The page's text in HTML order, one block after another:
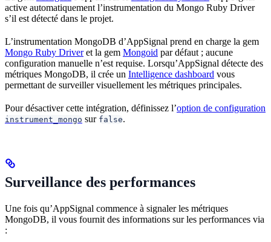
active automatiquement l’instrumentation du Mongo Ruby Driver
s’il est détecté dans le projet.
L’instrumentation MongoDB d’AppSignal prend en charge la gem
Mongo Ruby Driveret la gem Mongoid par défaut ; aucune
configuration manuelle n’est requise. Lorsqu’AppSignal détecte des
métriques MongoDB, il crée un Intelligence dashboard vous
permettant de surveiller visuellement les métriques principales.
Pour désactiver cette intégration, définissez l’option de configuration
instrument_mongo sur false.
Surveillance des performances
Une fois qu’AppSignal commence à signaler les métriques
MongoDB, il vous fournit des informations sur les performances via
: